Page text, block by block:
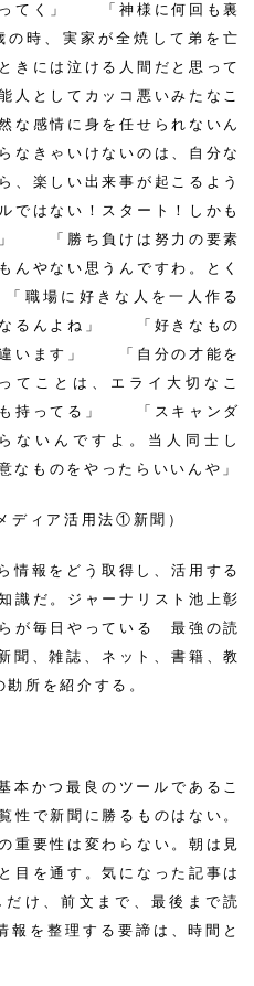
てく」 「神様に何回も裏
時、実家が全焼して弟を亡
きには泣ける人間だと思って
人としてカッコ悪いみたなこ
な感情に身を任せられないん
きゃいけないのは、自分な
しい出来事が起こるよう
ない！スタート！しかも
」 「勝ち負けは努力の要素
んやない思うんですわ。とく
場に好きな人を一人作る
なるんよね」 「好きなもの
違います」 「自分の才能を
てことは、エライ大切なこ
持ってる」 「スキャンダ
ないんですよ。当人同士し
ものをやったらいいんや」
ィア活用法①新聞）
情報をどう取得し、活用する
識だ。ジャーナリスト池上彰
が毎日やっている 最強の読
聞、雑誌、ネット、書籍、教
所を紹介する。
本かつ最良のツールであるこ
性で新聞に勝るものはない。
重要性は変わらない。朝は見
目を通す。気になった記事は
け、前文まで、最後まで読
報を整理する要諦は、時間と